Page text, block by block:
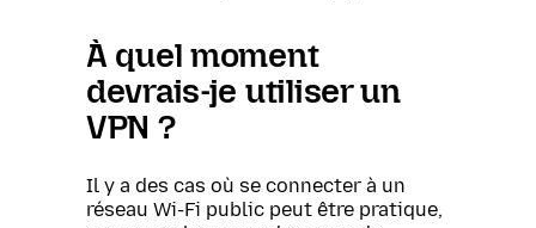
À quel moment
devrais-je utiliser un
VPN ?
Il y a des cas où se connecter à un
réseau Wi-Fi public peut être pratique,